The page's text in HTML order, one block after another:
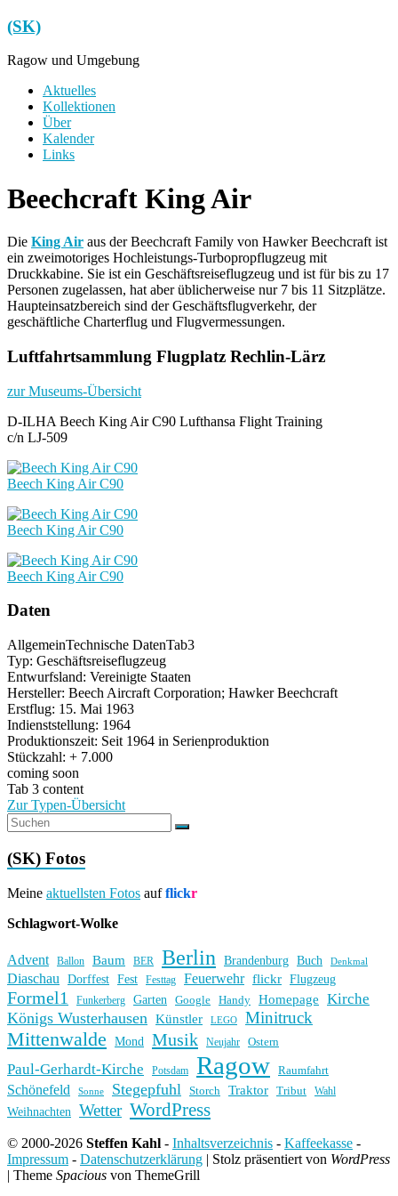
Zum
Inhalt
springen
(SK)
Ragow und Umgebung
Menü
Aktuelles
Kollektionen
Über
Kalender
Links
Beechcraft King Air
Die King Air aus der Beechcraft Family von Hawker Beechcraft ist
ein zweimotoriges Hochleistungs-Turbopropflugzeug mit
Druckkabine. Sie ist ein Geschäftsreiseflugzeug und ist für bis zu 17
Personen zugelassen, hat aber üblicherweise nur 7 bis 11 Sitzplätze.
Haupteinsatzbereich sind der Geschäftsflugverkehr, der
geschäftliche Charterflug und Flugvermessungen.
Luftfahrtsammlung Flugplatz Rechlin-Lärz
zur Museums-Übersicht
D-ILHA Beech King Air C90 Lufthansa Flight Training
c/n LJ-509
Beech King Air C90
Beech King Air C90
Beech King Air C90
Daten
AllgemeinTechnische DatenTab3
Typ: Geschäftsreiseflugzeug
Entwurfsland: Vereinigte Staaten
Hersteller: Beech Aircraft Corporation; Hawker Beechcraft
Erstflug: 15. Mai 1963
Indienststellung: 1964
Produktionszeit: Seit 1964 in Serienproduktion
Stückzahl: + 7.000
coming soon
Tab 3 content
Zur Typen-Übersicht
(SK) Fotos
Meine aktuellsten Fotos aufflickr
Schlagwort-Wolke
Advent Ballon Baum BER Berlin Brandenburg Buch Denkmal
Diaschau Dorffest Fest Festtag Feuerwehr flickr Flugzeug
Formel1 Funkerberg Garten Google Handy Homepage Kirche
Königs Wusterhausen Künstler LEGO Minitruck
Mittenwalde Mond Musik Neujahr Ostern
Paul-Gerhardt-Kirche Potsdam Ragow Raumfahrt
Schönefeld Sonne Stegepfuhl Storch Traktor Tribut Wahl
Weihnachten Wetter WordPress
© 2000-2026 Steffen Kahl - Inhaltsverzeichnis - Kaffeekasse -
Impressum - Datenschutzerklärung | Stolz präsentiert von WordPress
| Theme Spacious von ThemeGrill